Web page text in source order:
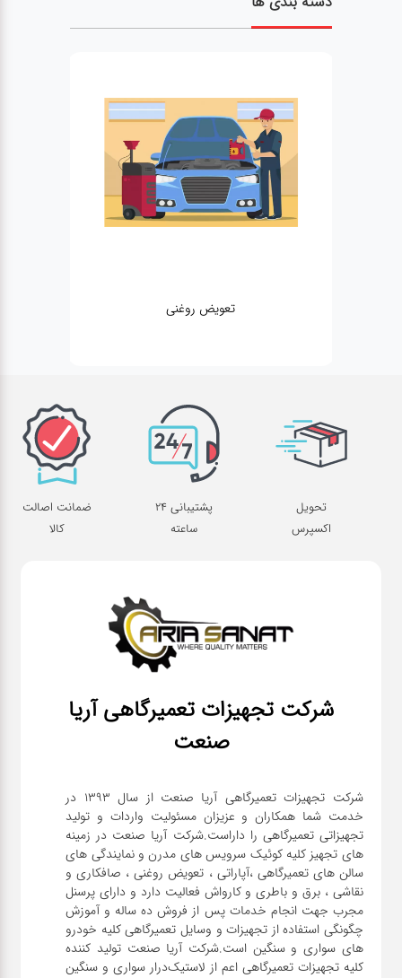
تعویض روغنی
تحویل
اکسپرس
پشتیبانی 24
ساعته
ضمانت اصالت
کالا
شرکت تجهیزات تعمیرگاهی آریا
صنعت
شرکت تجهیزات تعمیرگاهی آریا صنعت از سال ۱۳۹۳ در
خدمت شما همکاران و عزیزان مسئولیت واردات و تولید
تجهیزاتی تعمیرگاهی را داراست.شرکت آریا صنعت در زمینه
های تجهیز کلیه کوئیک سرویس های مدرن و نمایندگی های
سالن های تعمیرگاهی ،آپاراتی ، تعویض روغنی ، صافکاری و
نقاشی ، برق و باطری و کارواش فعالیت دارد و دارای پرسنل
مجرب جهت انجام خدمات پس از فروش ده ساله و آموزش
چگونگی استفاده از تجهیزات و وسایل تعمیرگاهی کلیه خودرو
های سواری و سنگین است.شرکت آریا صنعت تولید کننده
کلیه تجهیزات تعمیرگاهی اعم از لاستیک‌درار سواری و ‌سنگین